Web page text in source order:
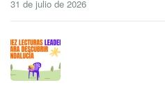
31 de julio de 2026